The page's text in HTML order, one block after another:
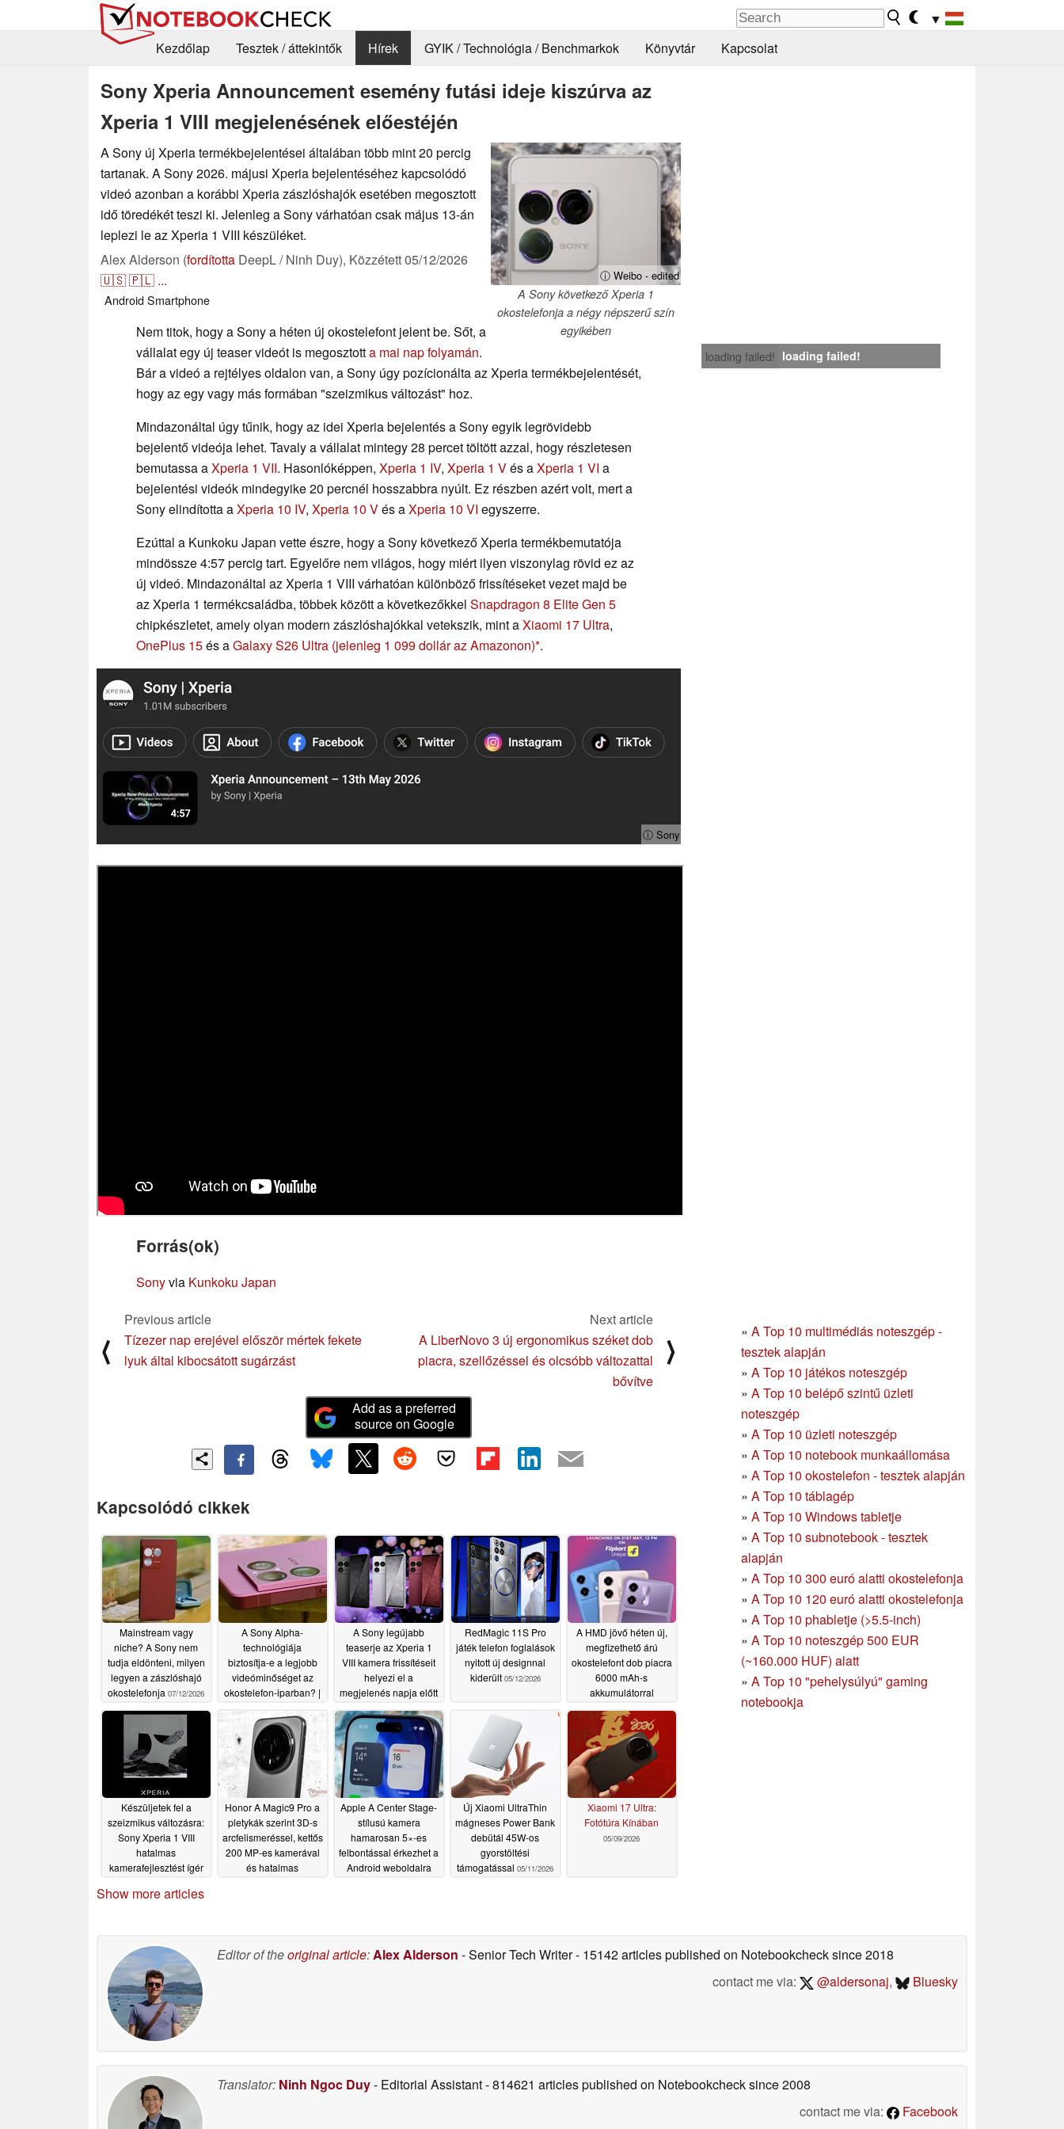
▼
Kezdőlap
Tesztek / áttekintők Hírek GYIK / Technológia / Benchmarkok Könyvtár Kapcsolat
Sony Xperia Announcement esemény futási ideje kiszúrva az
Xperia 1 VIII megjelenésének előestéjén
ⓘ Weibo - edited
A Sony következő Xperia 1
okostelefonja a négy népszerű szín
egyikében
A Sony új Xperia termékbejelentései általában több mint 20 percig
tartanak. A Sony 2026. májusi Xperia bejelentéséhez kapcsolódó
videó azonban a korábbi Xperia zászlóshajók esetében megosztott
idő töredékét teszi ki. Jelenleg a Sony várhatóan csak május 13-án
leplezi le az Xperia 1 VIII készüléket.
Alex Alderson (fordította DeepL / Ninh Duy), Közzétett05/12/2026
🇺🇸🇵🇱 ...
AndroidSmartphone
loading failed! loading failed!
Nem titok, hogy a Sony a héten új okostelefont jelent be. Sőt, a
vállalat egy új teaser videót is megosztotta mai nap folyamán.
Bár a videó a rejtélyes oldalon van, a Sony úgy pozícionálta az Xperia termékbejelentését,
hogy az egy vagy más formában "szeizmikus változást" hoz.
Mindazonáltal úgy tűnik, hogy az idei Xperia bejelentés a Sony egyik legrövidebb
bejelentő videója lehet. Tavaly a vállalat mintegy 28 percet töltött azzal, hogy részletesen
bemutassa aXperia 1 VII. Hasonlóképpen, Xperia 1 IV, Xperia 1 Vés aXperia 1 VI a
bejelentési videók mindegyike 20 percnél hosszabbra nyúlt. Ez részben azért volt, mert a
Sony elindította aXperia 10 IV, Xperia 10 Vés aXperia 10 VI egyszerre.
Ezúttal a Kunkoku Japan vette észre, hogy a Sony következő Xperia termékbemutatója
mindössze 4:57 percig tart. Egyelőre nem világos, hogy miért ilyen viszonylag rövid ez az
új videó. Mindazonáltal az Xperia 1 VIII várhatóan különböző frissítéseket vezet majd be
az Xperia 1 termékcsaládba, többek között a következőkkel Snapdragon 8 Elite Gen 5
chipkészletet, amely olyan modern zászlóshajókkal vetekszik, mint aXiaomi 17 Ultra,
OnePlus 15és aGalaxy S26 Ultra (jelenleg 1 099 dollár az Amazonon) .
ⓘ Sony
Forrás(ok)
Sonyvia Kunkoku Japan
» A Top 10 multimédiás noteszgép -
tesztek alapján
» A Top 10 játékos noteszgép
» A Top 10 belépő szintű üzleti
noteszgép
» A Top 10 üzleti noteszgép
» A Top 10 notebook munkaállomása
» A Top 10 okostelefon - tesztek alapján
» A Top 10 táblagép
» A Top 10 Windows tabletje
» A Top 10 subnotebook - tesztek
alapján
» A Top 10 300 euró alatti okostelefonja
» A Top 10 120 euró alatti okostelefonja
» A Top 10 phabletje (>5.5-inch)
» A Top 10 noteszgép 500 EUR
(~160.000 HUF) alatt
» A Top 10 "pehelysúlyú" gaming
notebookja
⟨
Previous article
Tízezer nap erejével először mértek fekete
lyuk által kibocsátott sugárzást
Next article
A LiberNovo 3 új ergonomikus széket dob
piacra, szellőzéssel és olcsóbb változattal
bővítve
⟩
Add as a preferred
source on Google
Kapcsolódó cikkek
Mainstream vagy
niche? A Sony nem
tudja eldönteni, milyen
legyen a zászlóshajó
okostelefonja 07/12/2026
A Sony Alpha-
technológiája
biztosítja-e a legjobb
videóminőséget az
okostelefon-iparban? |
07/12/2026
A Sony legújabb
teaserje az Xperia 1
VIII kamera frissítéseit
helyezi el a
megjelenés napja előtt
05/12/2026
RedMagic 11S Pro
játék telefon foglalások
nyitott új designnal
kiderült 05/12/2026
A HMD jövő héten új,
megfizethető árú
okostelefont dob piacra
6000 mAh-s
akkumulátorral
05/11/2026
Készüljetek fel a
szeizmikus változásra:
Sony Xperia 1 VIII
hatalmas
kamerafejlesztést ígér
teaserben 05/11/2026
Honor A Magic9 Pro a
pletykák szerint 3D-s
arcfelismeréssel, kettős
200 MP-es kamerával
és hatalmas
Apple A Center Stage-
stílusú kamera
hamarosan 5×-es
felbontással érkezhet a
Android weboldalra
Új Xiaomi UltraThin
mágneses Power Bank
debütál 45W-os
gyorstöltési
támogatással 05/11/2026
Xiaomi 17 Ultra:
Fotótúra Kínában
05/09/2026
Show more articles
Editor of theoriginal article:Alex Alderson - Senior Tech Writer- 15142 articles published on Notebookchecksince 2018
contact me via:
@aldersonaj, Bluesky
Translator: Ninh Ngoc Duy- Editorial Assistant- 814621 articles published on Notebookchecksince 2008
contact me via:
Facebook